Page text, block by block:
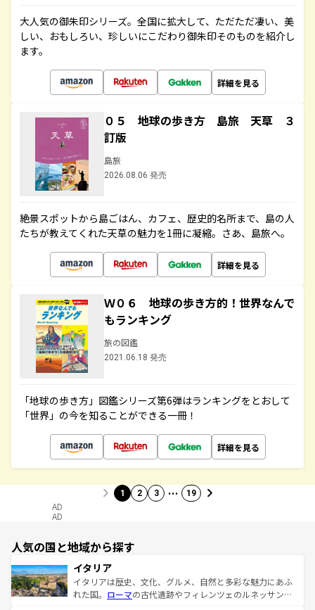
大人気の御朱印シリーズ。全国に拡大して、ただただ凄い、美
しい、おもしろい、珍しいにこだわり御朱印そのものを紹介し
ます。
詳細を見る
０５ 地球の歩き方 島旅 天草 ３
訂版
島旅
2026.08.06 発売
絶景スポットから島ごはん、カフェ、歴史的名所まで、島の人
たちが教えてくれた天草の魅力を1冊に凝縮。さあ、島旅へ。
詳細を見る
Ｗ０６ 地球の歩き方的！世界なんで
もランキング
旅の図鑑
2021.06.18 発売
「地球の歩き方」図鑑シリーズ第6弾はランキングをとおして
「世界」の今を知ることができる一冊！
詳細を見る
1 2 3 … 19
AD
AD
人気の国と地域から探す
イタリア
イタリアは歴史、文化、グルメ、自然と多彩な魅力にあふ
れた国。 ローマの古代遺跡やフィレンツェのルネッサンス